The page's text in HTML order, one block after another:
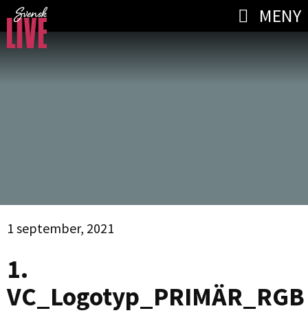
MENY
1 september, 2021
1.
VC_Logotyp_PRIMÄR_RGB